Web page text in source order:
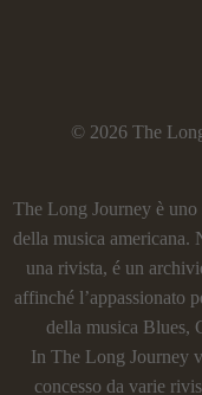
© 2026 The
The Long Journey è
della musica
una rivista, é un
affinché l’appassionato
della musica Blues,
In The Long Journey
concesso da varie